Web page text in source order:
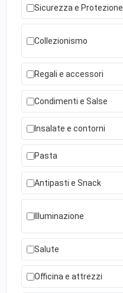
Sicurezza e Protezione
Collezionismo
Regali e accessori
Condimenti e Salse
Insalate e contorni
Pasta
Antipasti e Snack
Illuminazione
Salute
Officina e attrezzi